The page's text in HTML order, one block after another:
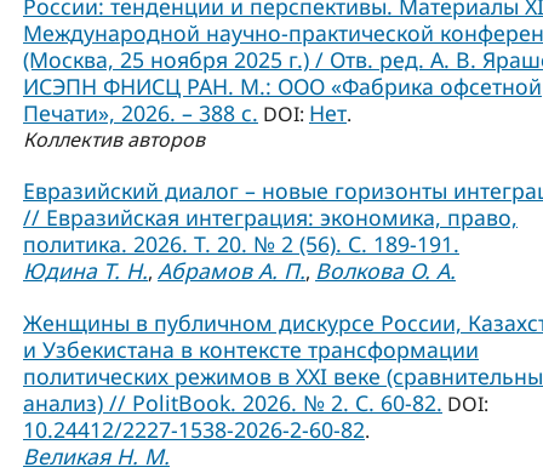
России: тенденции и перспективы. Материалы XI
Международной научно-практической
(Москва, 25 ноября 2025 г.) / Отв. ред. А. В.
ИСЭПН ФНИСЦ РАН. М.: ООО «Фабрика офсетной
Печати», 2026. – 388 с. DOI: Нет.
Коллектив авторов
Евразийский диалог – новые горизонты
// Евразийская интеграция: экономика, право,
политика. 2026. Т. 20. № 2 (56). С. 189-191.
Юдина Т. Н., Абрамов А. П., Волкова О. А.
Женщины в публичном дискурсе России,
и Узбекистана в контексте трансформации
политических режимов в XXI веке
анализ) // PolitBook. 2026. № 2. С. 60-82. DOI:
10.24412/2227-1538-2026-2-60-82.
Великая Н. М.